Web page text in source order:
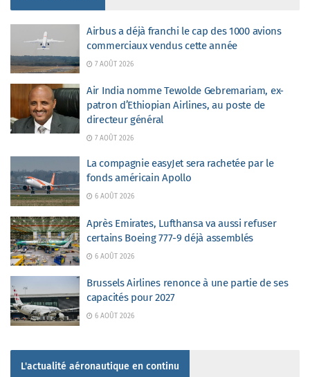
Airbus a déjà franchi le cap des 1000 avions
commerciaux vendus cette année
7 AOÛT 2026
Air India nomme Tewolde Gebremariam, ex-
patron d’Ethiopian Airlines, au poste de
directeur général
7 AOÛT 2026
La compagnie easyJet sera rachetée par le
fonds américain Apollo
6 AOÛT 2026
Après Emirates, Lufthansa va aussi refuser
certains Boeing 777-9 déjà assemblés
6 AOÛT 2026
Brussels Airlines renonce à une partie de ses
capacités pour 2027
6 AOÛT 2026
L'actualité aéronautique en continu